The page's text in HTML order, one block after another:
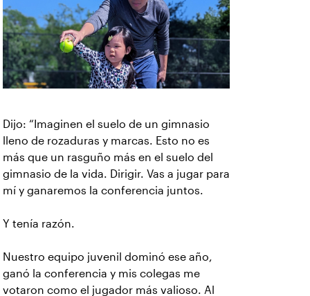
Dijo: “Imaginen el suelo de un gimnasio
lleno de rozaduras y marcas. Esto no es
más que un rasguño más en el suelo del
gimnasio de la vida. Dirigir. Vas a jugar para
mí y ganaremos la conferencia juntos.
Y tenía razón.
Nuestro equipo juvenil dominó ese año,
ganó la conferencia y mis colegas me
votaron como el jugador más valioso. Al